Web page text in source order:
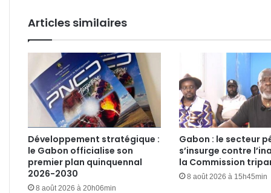
Articles similaires
Développement stratégique :
le Gabon officialise son
premier plan quinquennal
2026-2030
8 août 2026 à 20h06min
Gabon : le secteur
s’insurge contre
la Commission
8 août 2026 à 15h45min